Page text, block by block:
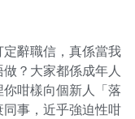
辭職信，真係當我
？大家都係成年人
咁樣向個新人「落
事，近乎強迫性咁